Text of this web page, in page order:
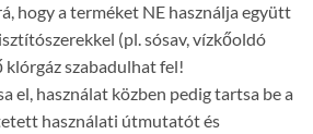
hogy a terméket NE használja együtt
(pl. sósav, vízkőoldó
klórgáz szabadulhat fel!
el, használat közben pedig tartsa be a
használati útmutatót és